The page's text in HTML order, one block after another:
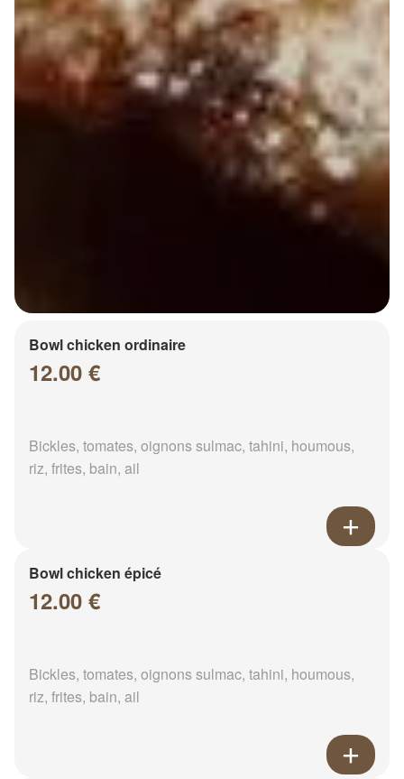
Bowl chicken ordinaire
12.00 €
Bickles, tomates, oignons sulmac, tahini, houmous,
riz, frites, bain, ail
Bowl chicken épicé
12.00 €
Bickles, tomates, oignons sulmac, tahini, houmous,
riz, frites, bain, ail